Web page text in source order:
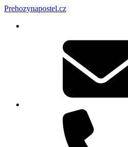
Prehozynapostel.cz